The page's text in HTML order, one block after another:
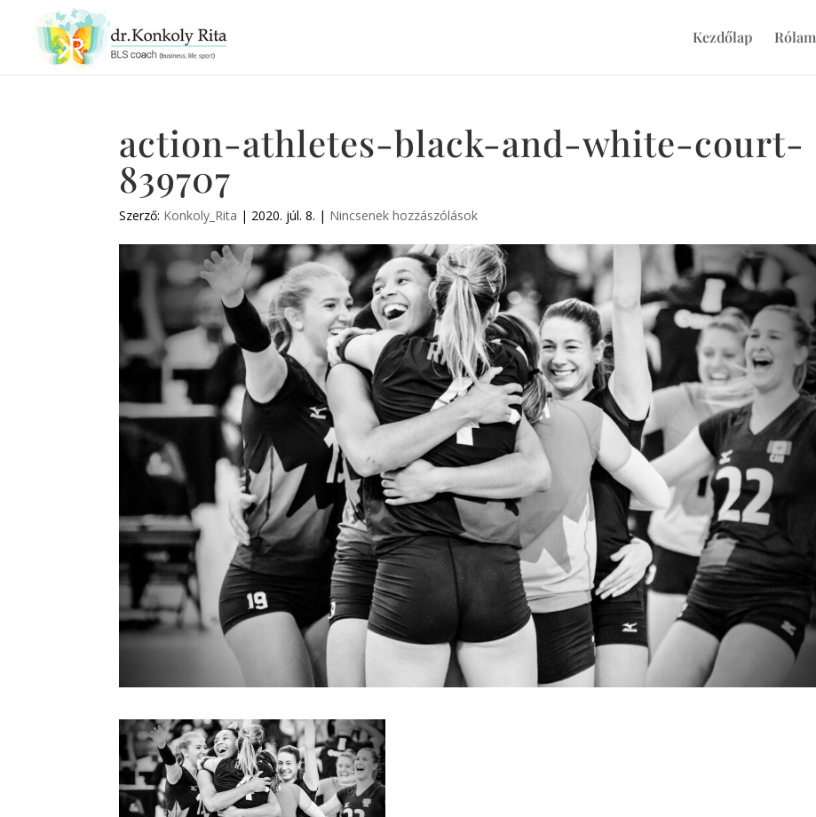
Kezdőlap Rólam
action-athletes-black-and-white-court-
839707
Szerző: Konkoly_Rita | 2020. júl. 8. | Nincsenek hozzászólások